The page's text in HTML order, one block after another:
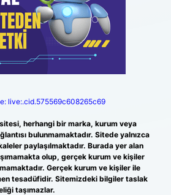
live:.cid.575569c608265c69
herhangi bir marka, kurum veya
bulunmamaktadır. Sitede yalnızca
paylaşılmaktadır. Burada yer alan
olup, gerçek kurum ve kişiler
Gerçek kurum ve kişiler ile
tesadüfidir. Sitemizdeki bilgiler taslak
taşımazlar.